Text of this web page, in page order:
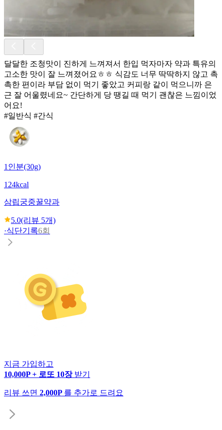
달달한 조청맛이 진하게 느껴져서 한입 먹자마자 약과 특유의
고소한 맛이 잘 느껴졌어요ㅎㅎ 식감도 너무 딱딱하지 않고 촉
촉한 편이라 부담 없이 먹기 좋았고 커피랑 같이 먹으니까 은
근 잘 어울렸네요~ 간단하게 당 땡길 때 먹기 괜찮은 느낌이었
어요!
#일반식 #간식
1인분(30g)
124kcal
삼립궁중꿀약과
5.0(리뷰 5개)
·식단기록6회
지금 가입하고
10,000P + 로또 10장 받기
리뷰 쓰면 2,000P 를 추가로 드려요